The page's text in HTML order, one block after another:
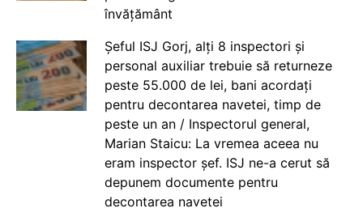
învățământ
Șeful ISJ Gorj, alți 8 inspectori și
personal auxiliar trebuie să returneze
peste 55.000 de lei, bani acordați
pentru decontarea navetei, timp de
peste un an / Inspectorul general,
Marian Staicu: La vremea aceea nu
eram inspector șef. ISJ ne-a cerut să
depunem documente pentru
decontarea navetei